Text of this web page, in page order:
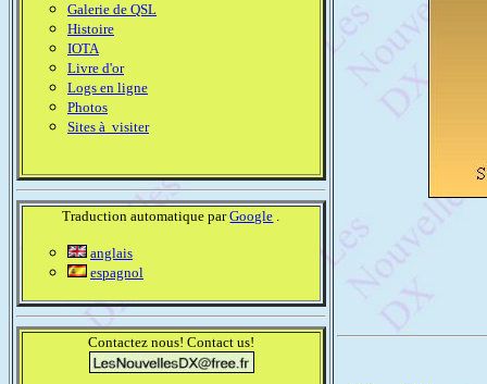
Galerie de QSL
Histoire
IOTA
Livre d'or
Logs en ligne
Photos
Sites à visiter
Traduction automatique parGoogle .
anglais
espagnol
Contactez nous! Contact us!